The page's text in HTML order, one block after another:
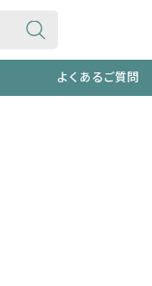
よくあるご質問